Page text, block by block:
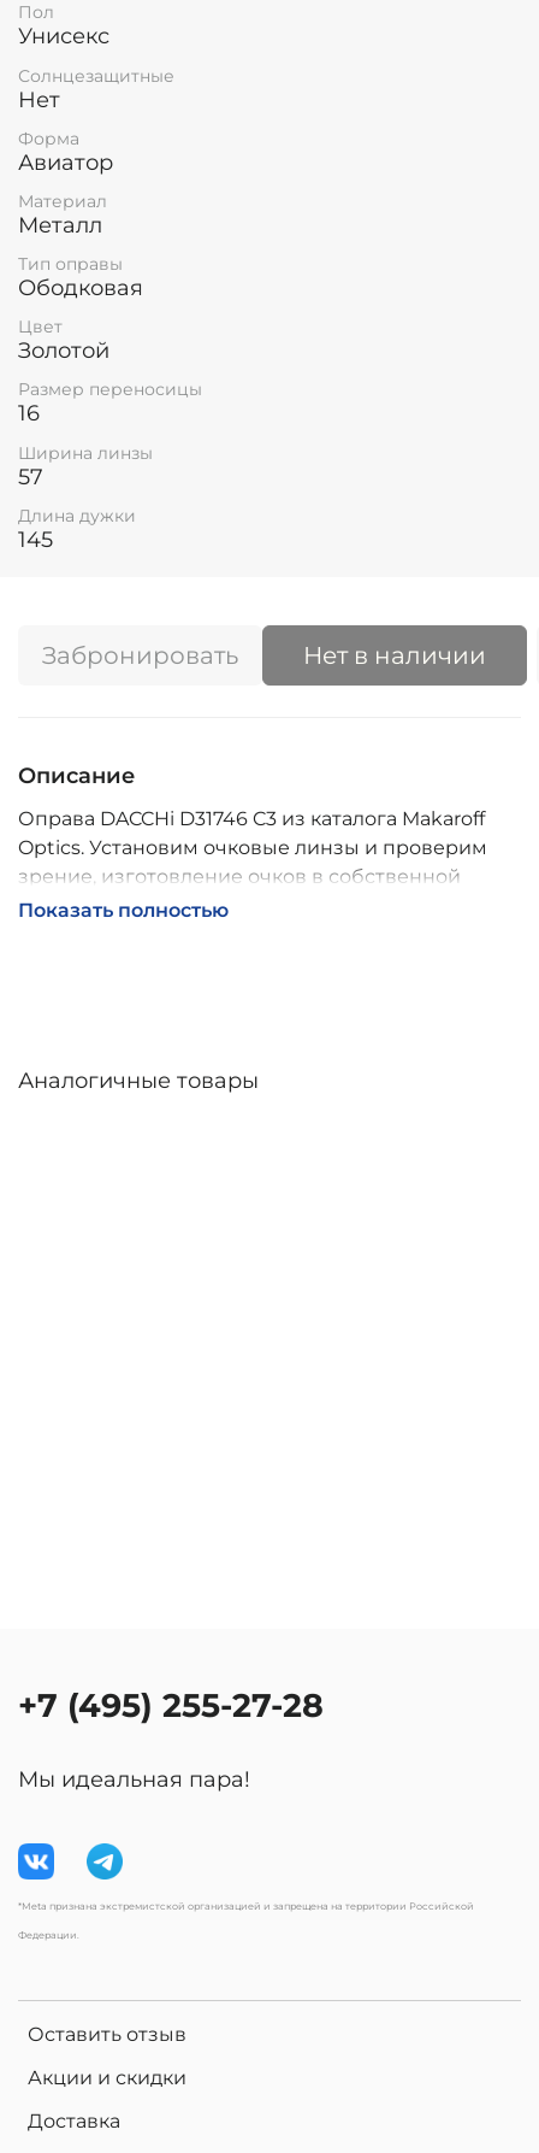
Пол
Унисекс
Солнцезащитные
Нет
Форма
Авиатор
Материал
Металл
Тип оправы
Ободковая
Цвет
Золотой
Размер переносицы
16
Ширина линзы
57
Длина дужки
145
Забронировать Нет в наличии
Описание
Оправа DACCHi D31746 C3 из каталога Makaroff
Optics. Установим очковые линзы и проверим
зрение, изготовление очков в собственной
мастерской, обычно 2–5 дней, индивидуальные
Показать полностью
Аналогичные товары
Оставить отзыв
Акции и скидки
Доставка
+7 (495) 255-27-28
Мы идеальная пара!
*Meta признана экстремистской организацией и запрещена на территории Российской
Федерации.